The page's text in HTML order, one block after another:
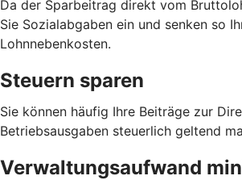
Da der Sparbeitrag direkt vom
Sie Sozialabgaben ein und senken so
Lohnnebenkosten.
Steuern sparen
Sie können häufig Ihre Beiträge zur
Betriebsausgaben steuerlich geltend
Verwaltungsaufwand